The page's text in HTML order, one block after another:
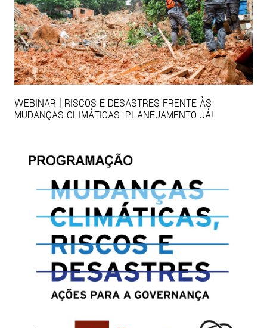
WEBINAR | RISCOS E DESASTRES FRENTE ÀS
MUDANÇAS CLIMÁTICAS: PLANEJAMENTO JÁ!